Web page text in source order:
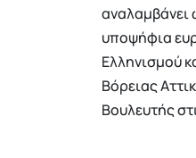
αναλαμβάνει
υποψήφια
Ελληνισμού
Βόρειας
Βουλευτής